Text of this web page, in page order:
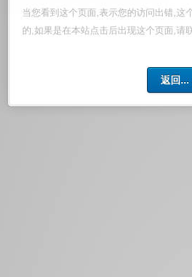
当您看到这个页面,表示您的访问出错,这
的,如果是在本站点击后出现这个页面,请
返回...